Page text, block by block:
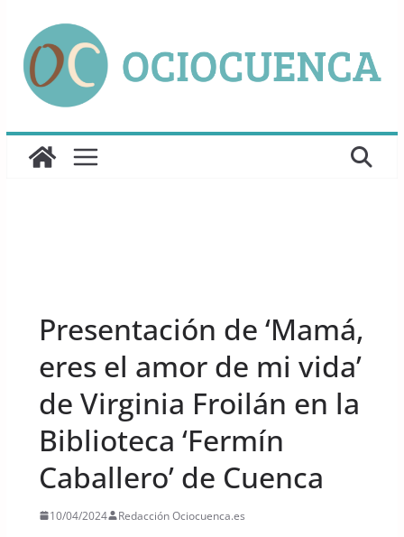
contenido
Presentación de ‘Mamá,
eres el amor de mi vida’
de Virginia Froilán en la
Biblioteca ‘Fermín
Caballero’ de Cuenca
10/04/2024 Redacción Ociocuenca.es